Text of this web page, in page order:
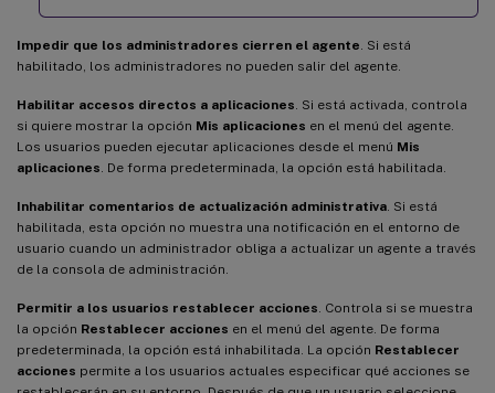
Impedir que los administradores cierren el agente . Si está
habilitado, los administradores no pueden salir del agente.
Habilitar accesos directos a aplicaciones . Si está activada, controla
si quiere mostrar la opción Mis aplicaciones en el menú del agente.
Los usuarios pueden ejecutar aplicaciones desde el menú Mis
aplicaciones . De forma predeterminada, la opción está habilitada.
Inhabilitar comentarios de actualización administrativa . Si está
habilitada, esta opción no muestra una notificación en el entorno de
usuario cuando un administrador obliga a actualizar un agente a través
de la consola de administración.
Permitir a los usuarios restablecer acciones . Controla si se muestra
la opción Restablecer acciones en el menú del agente. De forma
predeterminada, la opción está inhabilitada. La opción Restablecer
acciones permite a los usuarios actuales especificar qué acciones se